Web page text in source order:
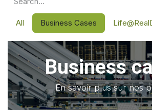
All Business Cases
Business
En savoir plus sur nos